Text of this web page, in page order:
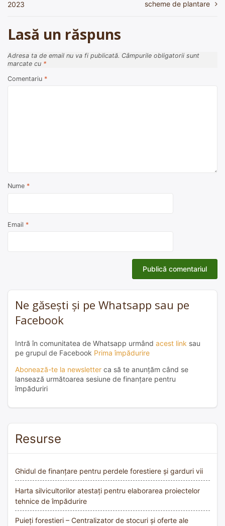
articole
2023 scheme de plantare
Lasă un răspuns
Adresa ta de email nu va fi publicată. Câmpurile obligatorii sunt
marcate cu *
Comentariu *
Nume *
Email *
Ne găsești și pe Whatsapp sau pe
Facebook
Intră în comunitatea de Whatsapp urmând acest link sau
pe grupul de Facebook Prima împădurire
Abonează-te la newsletter ca să te anunțăm când se
lansează următoarea sesiune de finanțare pentru
împăduriri
Resurse
Ghidul de finanțare pentru perdele forestiere și garduri vii
Harta silvicultorilor atestați pentru elaborarea proiectelor
tehnice de împădurire
Puieți forestieri – Centralizator de stocuri și oferte ale